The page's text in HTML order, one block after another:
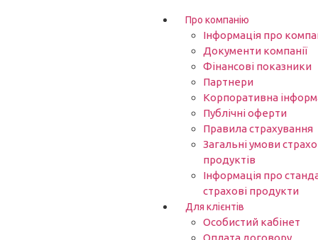
Про компанію
Інформація про
Документи компанії
Фінансові показники
Партнери​
Корпоративна
Публічні оферти
Правила страхування
Загальні умови
продуктів
Інформація про
страхові продукти
Для клієнтів
Особистий кабінет
Оплата договору